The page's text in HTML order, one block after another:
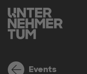
Events